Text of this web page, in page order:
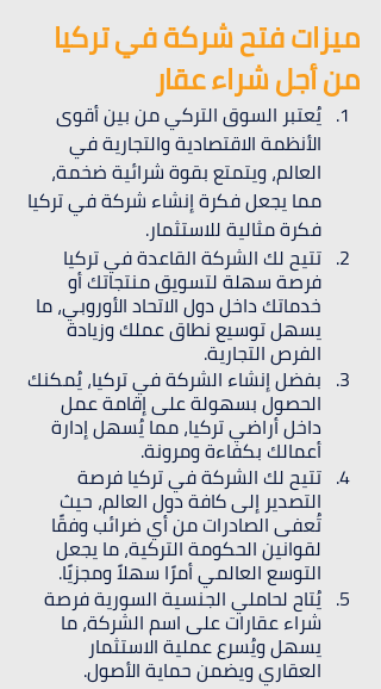
ميزات فتح شركة في تركيا
من أجل شراء عقار
يُعتبر السوق التركي من بين أقوى
الأنظمة الاقتصادية والتجارية في
العالم، ويتمتع بقوة شرائية ضخمة،
مما يجعل فكرة إنشاء شركة في تركيا
فكرة مثالية للاستثمار.
تتيح لك الشركة القاعدة في تركيا
فرصة سهلة لتسويق منتجاتك أو
خدماتك داخل دول الاتحاد الأوروبي، ما
يسهل توسيع نطاق عملك وزيادة
الفرص التجارية.
بفضل إنشاء الشركة في تركيا، يُمكنك
الحصول بسهولة على إقامة عمل
داخل أراضي تركيا، مما يُسهل إدارة
أعمالك بكفاءة ومرونة.
تتيح لك الشركة في تركيا فرصة
التصدير إلى كافة دول العالم، حيث
تُعفى الصادرات من أي ضرائب وفقًا
لقوانين الحكومة التركية، ما يجعل
التوسع العالمي أمرًا سهلاً ومجزيًا.
يُتاح لحاملي الجنسية السورية فرصة
شراء عقارات على اسم الشركة، ما
يسهل ويُسرع عملية الاستثمار
العقاري ويضمن حماية الأصول.